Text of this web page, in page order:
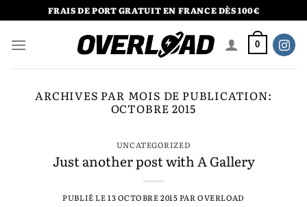
au
contenu
FRAIS DE PORT GRATUIT EN FRANCE DÈS 100€
0
ARCHIVES PAR MOIS DE PUBLICATION:
OCTOBRE 2015
UNCATEGORIZED
Just another post with A Gallery
PUBLIÉ LE13 OCTOBRE 2015PAROVERLOAD